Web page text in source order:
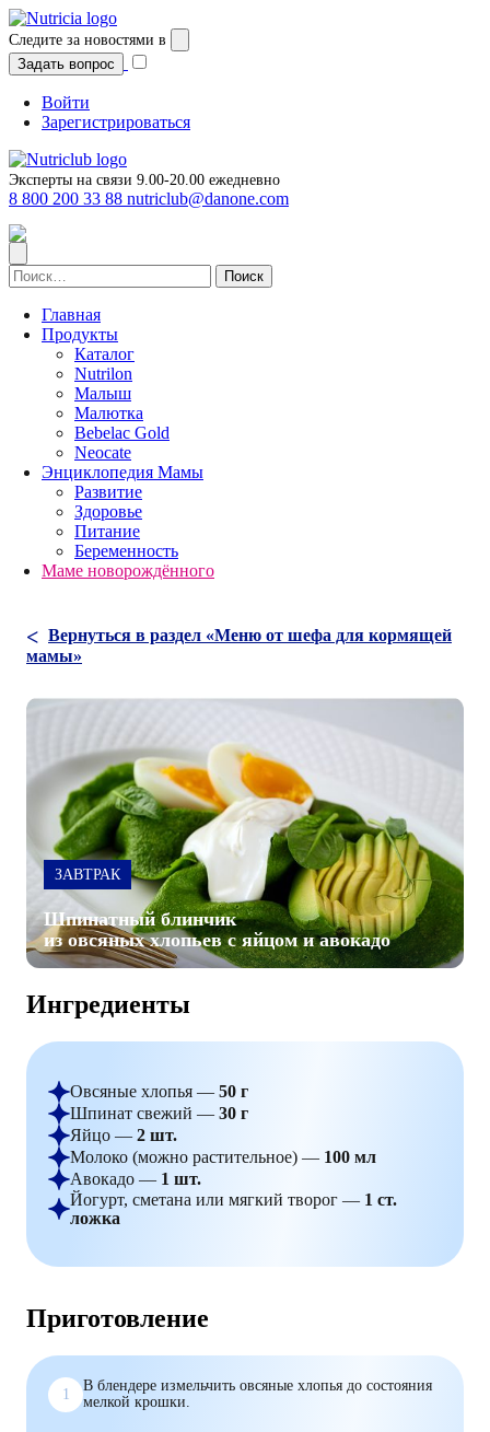
Следите за новостями в
Задать вопрос
Войти
Зарегистрироваться
Эксперты на связи 9.00-20.00 ежедневно
8 800 200 33 88 nutriclub@danone.com
Найти:
Главная
Продукты
Каталог
Nutrilon
Малыш
Малютка
Bebelac Gold
Neocate
Энциклопедия Мамы
Развитие
Здоровье
Питание
Беременность
Маме новорождённого
Вернуться в раздел «Меню от шефа для кормящей
мамы»
ЗАВТРАК
Шпинатный блинчик
из овсяных хлопьев с яйцом и авокадо
Ингредиенты
Овсяные хлопья — 50 г
Шпинат свежий — 30 г
Яйцо — 2 шт.
Молоко (можно растительное) — 100 мл
Авокадо — 1 шт.
Йогурт, сметана или мягкий творог — 1 ст.
ложка
Приготовление
1
В блендере измельчить овсяные хлопья до состояния
мелкой крошки.